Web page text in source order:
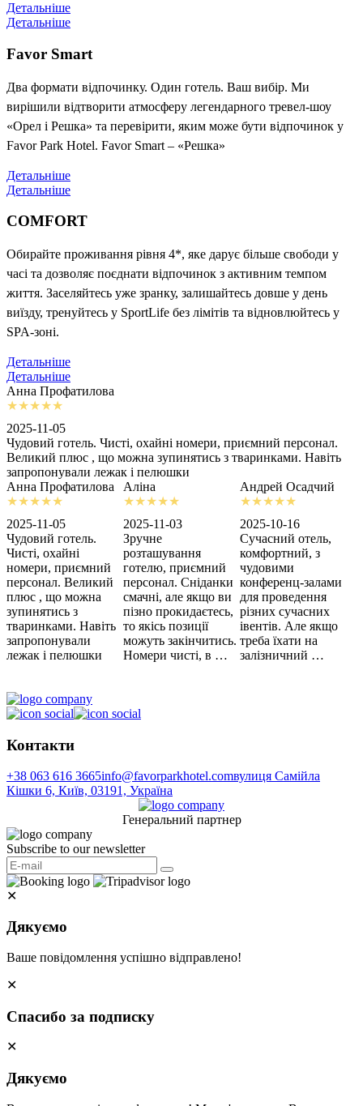
Детальніше
Детальніше
Favor Smart
Два формати відпочинку. Один готель. Ваш вибір. Ми
вирішили відтворити атмосферу легендарного тревел-шоу
«Орел і Решка» та перевірити, яким може бути відпочинок у
Favor Park Hotel. Favor Smart – «Решка»
Детальніше
Детальніше
COMFORT
Обирайте проживання рівня 4*, яке дарує більше свободи у
часі та дозволяє поєднати відпочинок з активним темпом
життя. Заселяйтесь уже зранку, залишайтесь довше у день
виїзду, тренуйтесь у SportLife без лімітів та відновлюйтесь у
SPA-зоні.
Детальніше
Детальніше
Анна Профатилова
2025-11-05
Чудовий готель. Чисті, охайні номери, приємний персонал.
Великий плюс , що можна зупинятись з тваринками. Навіть
запропонували лежак і пелюшки
Анна Профатилова
2025-11-05
Чудовий готель.
Чисті, охайні
номери, приємний
персонал. Великий
плюс , що можна
зупинятись з
тваринками. Навіть
запропонували
лежак і пелюшки
Аліна
2025-11-03
Зручне
розташування
готелю, приємний
персонал. Сніданки
смачні, але якщо ви
пізно прокидаєтесь,
то якісь позиції
можуть закінчитись.
Номери чисті, в …
Андрей Осадчий
2025-10-16
Сучасний отель,
комфортний, з
чудовими
конференц-залами
для проведення
різних сучасних
івентів. Але якщо
треба їхати на
залізничний …
Контакти
+38 063 616 3665info@favorparkhotel.comвулиця Самійла
Кішки 6, Київ, 03191, Україна
Генеральний партнер
Subscribe to our newsletter
✕
Дякуємо
Ваше повідомлення успішно відправлено!
✕
Спасибо за подписку
✕
Дякуємо